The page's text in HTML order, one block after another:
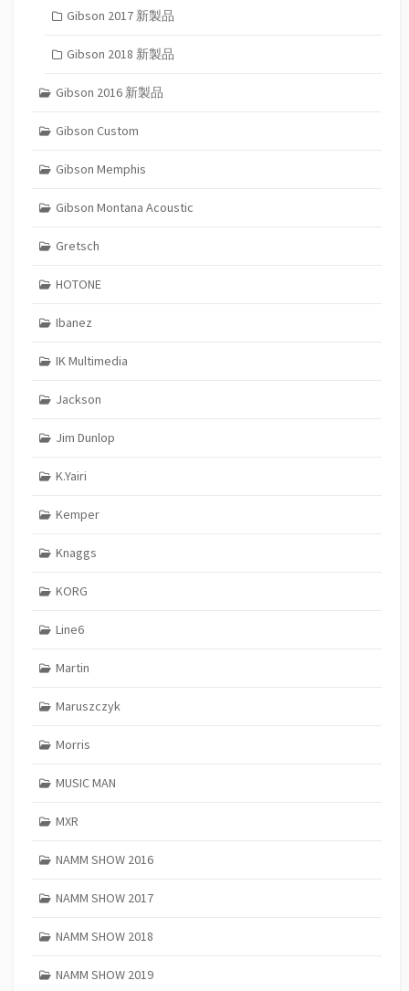
Gibson 2017 新製品
Gibson 2018 新製品
Gibson 2016 新製品
Gibson Custom
Gibson Memphis
Gibson Montana Acoustic
Gretsch
HOTONE
Ibanez
IK Multimedia
Jackson
Jim Dunlop
K.Yairi
Kemper
Knaggs
KORG
Line6
Martin
Maruszczyk
Morris
MUSIC MAN
MXR
NAMM SHOW 2016
NAMM SHOW 2017
NAMM SHOW 2018
NAMM SHOW 2019